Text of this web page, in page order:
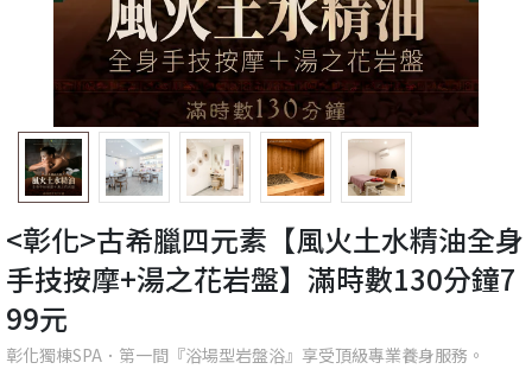
<彰化>古希臘四元素【風火土水精油全身
手技按摩+湯之花岩盤】滿時數130分鐘7
99元
彰化獨棟SPA．第一間『浴場型岩盤浴』享受頂級專業養身服務。